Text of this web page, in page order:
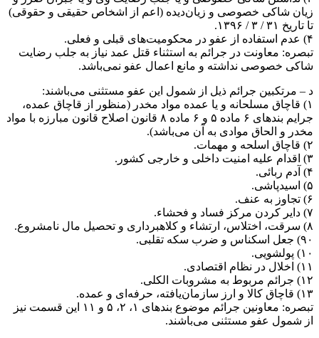
زیان شاکی خصوصی و زیان‌دیده (اعم از اشخاص حقیقی و حقوقی)
تا تاریخ ۳۱ / ۳ / ۱۳۹۶.
۴) عدم استفاده از عفو در محکومیت‌های قبلی و فعلی.
تبصره: معاونت در جرائم به استثناء قتل عمد نیاز به جلب رضایت
شاکی خصوصی نداشته و مانع اعمال عفو نمی‌باشد.
د – مرتکبین جرائم ذیل از شمول این عفو مستثنی می‌باشند:
۱) قاچاق مسلحانه و یا عمده مواد مخدر (منظور از قاچاق عمده،
جرایم بندهای ۶ ماده ۵ و ۶ ماده ۸ قانون اصلاح قانون مبارزه با مواد
مخدر و الحاق موادی به آن می‌باشد).
۲) قاچاق اسلحه و مهمات.
۳) اقدام علیه امنیت داخلی و خارجی کشور.
۴) آدم ربائی.
۵) اسیدپاشی.
۶) تجاوز به عنف.
۷) دایر کردن مرکز فساد و فحشاء.
۸) سرقت، اختلاس، ارتشاء و کلاهبرداری و تحصیل مال نامشروع.
۹۰) جعل اسکناس و ضرب سکه تقلبی.
۱۰) پولشویی.
۱۱) اخلال در نظام اقتصادی.
۱۲) جرائم مربوط به مشروبات الکلی.
۱۳) قاچاق کالا و ارز سازمان‌یافته، حرفه‌ای و عمده.
تبصره: معاونین جرائم موضوع بندهای ۱، ۲، ۵ و ۱۱ این قسمت نیز
از شمول عفو مستثنی می‌باشند.